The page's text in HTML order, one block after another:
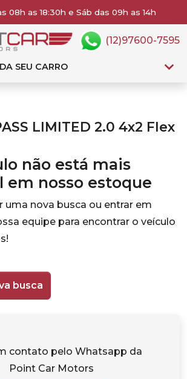
08h as 18:30h e Sáb das 09h as 14h
SEU CARRO
(12)97600-7595
LIMITED 2.0 4x2 Flex
não está mais
em nosso estoque
uma nova busca ou entrar em
equipe para encontrar o veículo
busca
contato pelo Whatsapp da
Point Car Motors